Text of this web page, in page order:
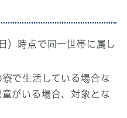
）時点で同一世帯に属し
で生活している場合な
がいる場合、対象とな